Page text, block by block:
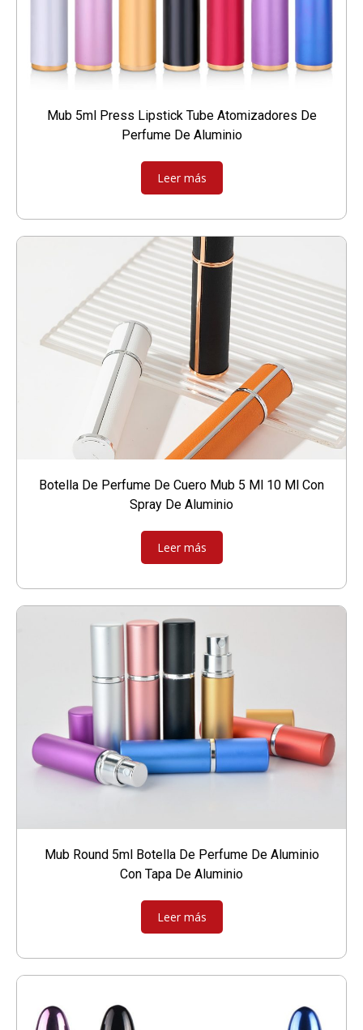
Mub 5ml Press Lipstick Tube Atomizadores De
Perfume De Aluminio
Leer más
Botella De Perfume De Cuero Mub 5 Ml 10 Ml Con
Spray De Aluminio
Leer más
Mub Round 5ml Botella De Perfume De Aluminio
Con Tapa De Aluminio
Leer más